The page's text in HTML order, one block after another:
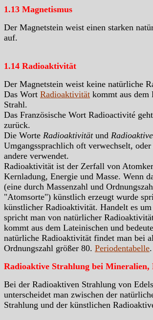
1.13 Magnetismus
Der Magnetstein weist einen starken
auf.
1.14 Radioaktivität
Der Magnetstein weist keine natürliche
Das Wort Radioaktivität kommt aus dem
Strahl.
Das Französische Wort Radioactivité
zurück.
Die Worte Radioaktivitätund
Umgangssprachlich oft verwechselt,
andere verwendet.
Radioaktivität ist der Zerfall von
Kernladung, Energie und Masse. Wenn
(eine durch Massenzahl und
"Atomsorte") künstlich erzeugt wurde
künstlicher Radioaktivität. Handelt es
spricht man von natürlicher
kommt aus dem Lateinischen und
natürliche Radioaktivität findet man bei
Ordnungszahl größer 80. Periodentabelle.
Radioaktive Strahlung bei Mineralien,
Bei der Radioaktiven Strahlung von
unterscheidet man zwischen der
Strahlung und der künstlichen